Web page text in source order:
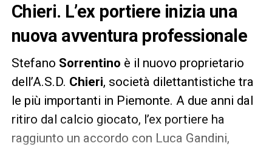
Chieri. L’ex portiere inizia una
nuova avventura professionale
Stefano Sorrentino è il nuovo proprietario
dell’A.S.D. Chieri, società dilettantistiche tra
le più importanti in Piemonte. A due anni dal
ritiro dal calcio giocato, l’ex portiere ha
raggiunto un accordo con Luca Gandini,